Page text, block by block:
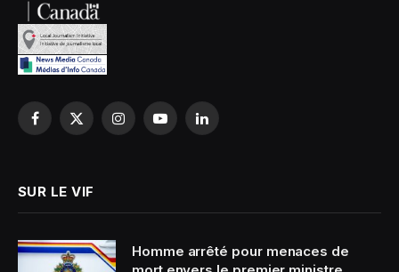
Facebook
X
InstagramYouTubeLinkedIn
SUR LE VIF
Homme arrêté pour menaces de